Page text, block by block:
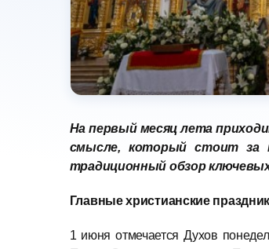
На первый месяц лета
смысле, который стоит за
традиционный обзор
Главные христианские
1 июня отмечается Духов